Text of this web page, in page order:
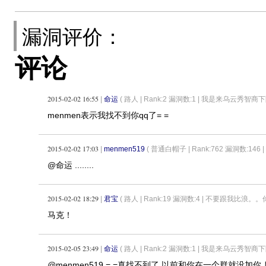
漏洞评价：
评论
2015-02-02 16:55 命运 ( 路人 | Rank:2 漏洞数:1 | 我是来乌云秀智商
menmen表示我找不到你qq了= =
2015-02-02 17:03 menmen519 ( 普通白帽子 | Rank:762 漏洞数:146
@命运 ........
2015-02-02 18:29 君宝 ( 路人 | Rank:19 漏洞数:4 | 不要跟我比浪。。
马克！
2015-02-05 23:49 命运 ( 路人 | Rank:2 漏洞数:1 | 我是来乌云秀智商